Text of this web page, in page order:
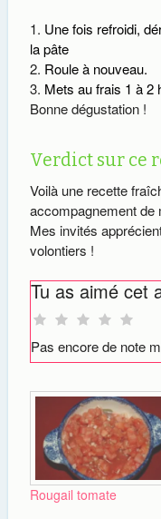
Une fois refroidi,
la pâte
Roule à nouveau.
Mets au frais 1 à 2
Bonne dégustation !
Verdict sur ce
Voilà une recette
accompagnement de
Mes invités
volontiers !
Tu as aimé cet
Pas encore de note
Rougail tomate